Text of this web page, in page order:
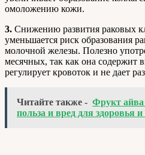
омоложению кожи.
3. Снижению развития раковых
уменьшается риск образования
молочной железы. Полезно
месячных, так как она содержит
регулирует кровоток и не дает
Читайте также - Фрукт айва
польза и вред для здоровья